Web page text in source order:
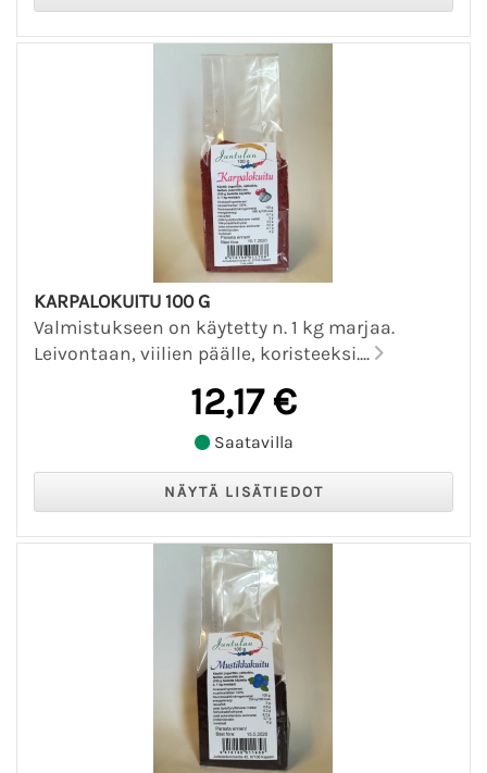
KARPALOKUITU 100 G
Valmistukseen on käytetty n. 1 kg marjaa.
Leivontaan, viilien päälle, koristeeksi....
12,17 €
Saatavilla